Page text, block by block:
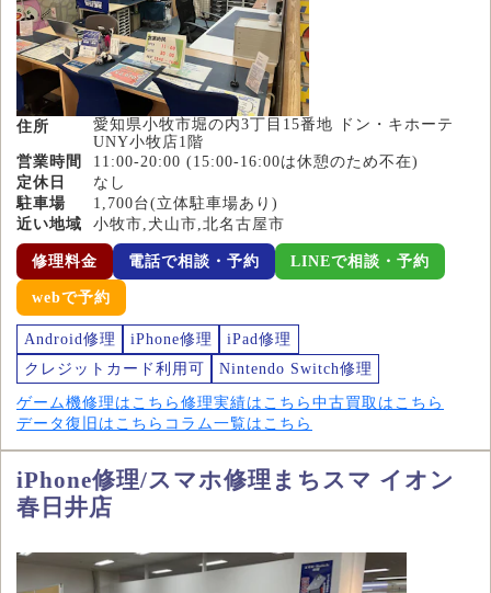
住所
愛知県小牧市堀の内3丁目15番地 ドン・キホーテ
UNY小牧店1階
営業時間
11:00-20:00 (15:00-16:00は休憩のため不在)
定休日
なし
駐車場
1,700台(立体駐車場あり)
近い地域
小牧市,犬山市,北名古屋市
修理料金 電話で相談・予約 LINEで相談・予約
webで予約
Android修理 iPhone修理
iPad修理
クレジットカード利用可
Nintendo Switch修理
ゲーム機修理はこちら 修理実績はこちら 中古買取はこちら
データ復旧はこちら コラム一覧はこちら
iPhone修理/スマホ修理まちスマ イオン
春日井店